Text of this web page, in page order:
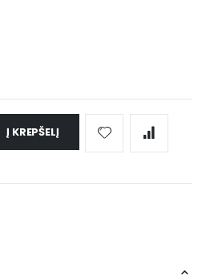
Į KREPŠELĮ